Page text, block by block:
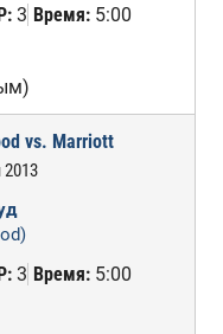
3 Время:5:00
vs. Marriott
3 Время:5:00